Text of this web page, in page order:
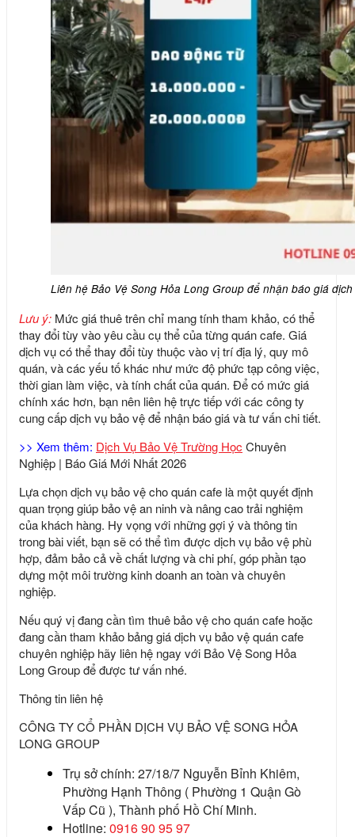
Liên hệ Bảo Vệ Song Hỏa Long Group để nhận báo giá
Lưu ý: Mức giá thuê trên chỉ mang tính tham khảo, có thể
thay đổi tùy vào yêu cầu cụ thể của từng quán cafe. Giá
dịch vụ có thể thay đổi tùy thuộc vào vị trí địa lý, quy mô
quán, và các yếu tố khác như mức độ phức tạp công việc,
thời gian làm việc, và tính chất của quán. Để có mức giá
chính xác hơn, bạn nên liên hệ trực tiếp với các công ty
cung cấp dịch vụ bảo vệ để nhận báo giá và tư vấn chi tiết.
>> Xem thêm: Dịch Vụ Bảo Vệ Trường Học Chuyên
Nghiệp | Báo Giá Mới Nhất 2026
Lựa chọndịch vụ bảo vệ cho quán cafe là một quyết định
quan trọng giúp bảo vệ an ninh và nâng cao trải nghiệm
của khách hàng. Hy vọng với những gợi ý và thông tin
trong bài viết, bạn sẽ có thể tìm được dịch vụ bảo vệ phù
hợp, đảm bảo cả về chất lượng và chi phí, góp phần tạo
dựng một môi trường kinh doanh an toàn và chuyên
nghiệp.
Nếu quý vị đang cần tìm thuê bảo vệ cho quán cafe hoặc
đang cần tham khảo bảng giádịch vụ bảo vệ quán cafe
chuyên nghiệp hãy liên hệ ngay với Bảo Vệ Song Hỏa
Long Groupđể được tư vấn nhé.
Thông tin liên hệ
CÔNG TY CỔ PHẦN DỊCH VỤ BẢO VỆ SONG HỎA
LONG GROUP
Trụ sở chính: 27/18/7 Nguyễn Bỉnh Khiêm,
Phường Hạnh Thông ( Phường 1 Quận Gò
Vấp Cũ ), Thành phố Hồ Chí Minh.
Hotline: 0916 90 95 97